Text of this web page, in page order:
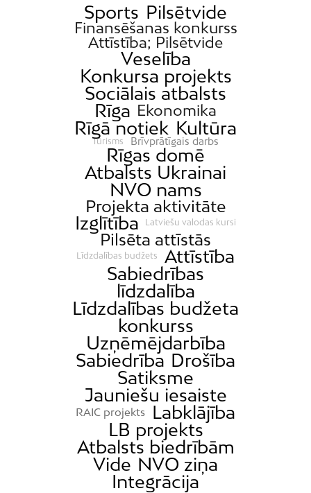
Sports Pilsētvide
Finansēšanas konkurss
Attīstība; Pilsētvide
Veselība
Konkursa projekts
Sociālais atbalsts
Rīga Ekonomika
Rīgā notiek Kultūra
Tūrisms Brīvprātīgais darbs
Rīgas domē
Atbalsts Ukrainai
NVO nams
Projekta aktivitāte
Izglītība Latviešu valodas kursi
Pilsēta attīstās
Līdzdalības budžets
Attīstība
Sabiedrības
līdzdalība
Līdzdalības budžeta
konkurss
Uzņēmējdarbība
Sabiedrība Drošība
Satiksme
Jauniešu iesaiste
RAIC projekts
Labklājība
LB projekts
Atbalsts biedrībām
Vide NVO ziņa
Integrācija